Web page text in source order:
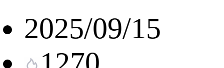
2025/09/15